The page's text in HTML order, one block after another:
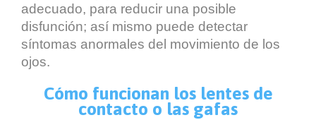
adecuado, para reducir una posible
disfunción; así mismo puede detectar
síntomas anormales del movimiento de los
ojos.
Cómo funcionan los lentes de
contacto o las gafas